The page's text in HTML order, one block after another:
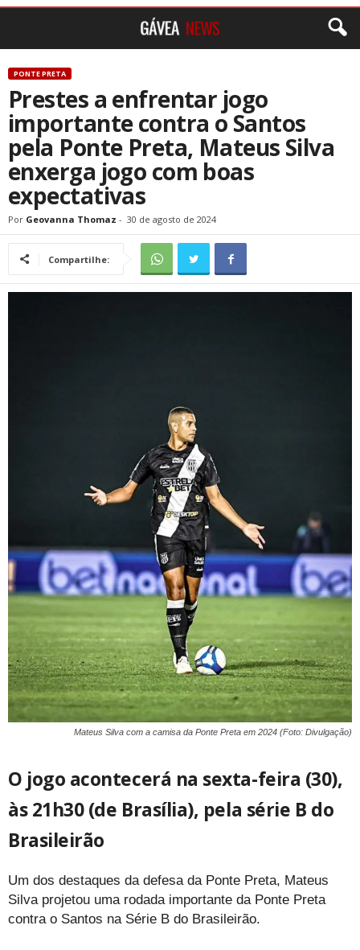
PONTE PRETA
Prestes a enfrentar jogo
importante contra o Santos
pela Ponte Preta, Mateus Silva
enxerga jogo com boas
expectativas
Por Geovanna Thomaz - 30 de agosto de 2024
Compartilhe:
Mateus Silva com a camisa da Ponte Preta em 2024 (Foto: Divulgação)
O jogo acontecerá na sexta-feira (30),
às 21h30 (de Brasília), pela série B do
Brasileirão
Um dos destaques da defesa da Ponte Preta, Mateus
Silva projetou uma rodada importante da Ponte Preta
contra o Santos na Série B do Brasileirão.